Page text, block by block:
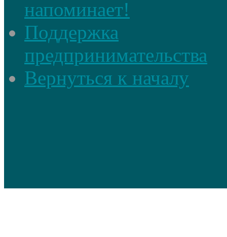
напоминает!
Поддержка
предпринимательства
Вернуться к началу